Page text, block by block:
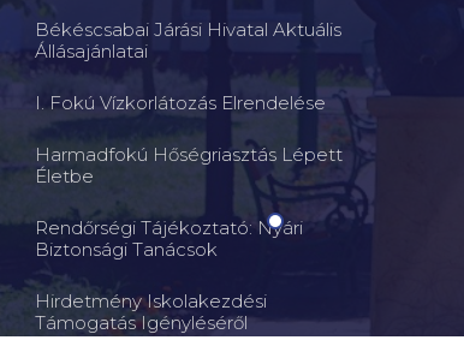
Békéscsabai Járási Hivatal Aktuális
Állásajánlatai
I. Fokú Vízkorlátozás Elrendelése
Harmadfokú Hőségriasztás Lépett
Életbe
Rendőrségi Tájékoztató: Nyári
Biztonsági Tanácsok
Hirdetmény Iskolakezdési
Támogatás Igényléséről